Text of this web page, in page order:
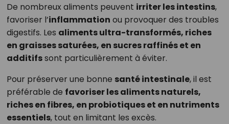
De nombreux aliments peuvent irriter les intestins,
favoriser l’inflammation ou provoquer des troubles
digestifs. Les aliments ultra-transformés, riches
en graisses saturées, en sucres raffinés et en
additifssont particulièrement à éviter.
Pour préserver une bonne santé intestinale, il est
préférable de favoriser les aliments naturels,
riches en fibres, en probiotiques et en nutriments
essentiels, tout en limitant les excès.